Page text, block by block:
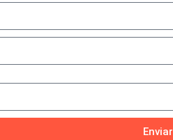
Enviar